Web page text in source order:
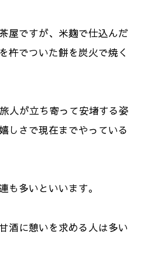
屋ですが、米麹で仕込んだ
杵でついた餅を炭火で焼く
人が立ち寄って安堵する姿
しさで現在までやっている
も多いといいます。
酒に憩いを求める人は多い